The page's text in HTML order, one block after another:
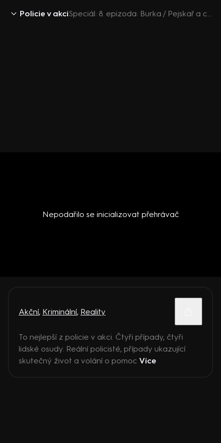
Policie v akci Speciál: 8. epizoda: Burka / Pejskař a cyklista / Hádka manželů
Nepodařilo se inicializovat přehrávač
Akční, Kriminální, Reality
To nejlepší z policie v akci. Čtyři případy, čtyři
lidské osudy. Reální policisté, případy ukazující
skutečný život a volání o pomoc Více